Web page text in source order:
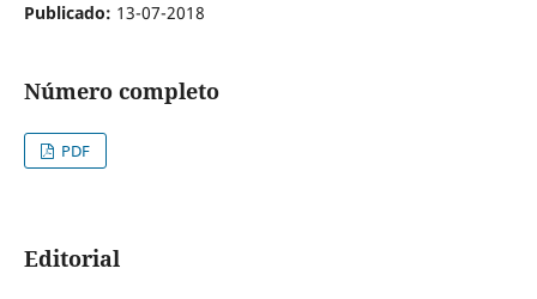
Publicado: 13-07-2018
Número completo
PDF
Editorial